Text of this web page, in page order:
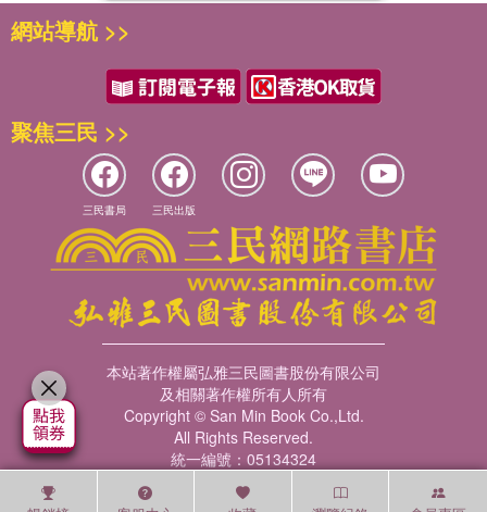
網站導航 >>
聚焦三民 >>
三民書局 三民出版
本站著作權屬弘雅三民圖書股份有限公司
及相關著作權所有人所有
Copyright © San Min Book Co.,Ltd.
All Rights Reserved.
統一編號：05134324